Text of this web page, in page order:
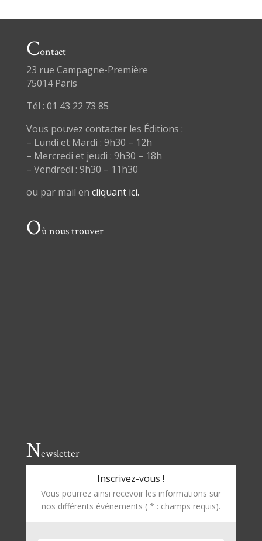
Contact
23 rue Campagne-Première
75014 Paris
Tél : 01 43 22 73 85
Vous pouvez contacter les Éditions :
– Lundi et Mardi : 9h30 – 12h
– Mercredi et jeudi : 9h30 – 18h
– Vendredi : 9h30 – 11h30
ou par mail en cliquant ici.
Où nous trouver
Newsletter
Inscrivez-vous !
Vous pourrez ainsi recevoir les informations sur
nos différents événements ( * : champs requis).